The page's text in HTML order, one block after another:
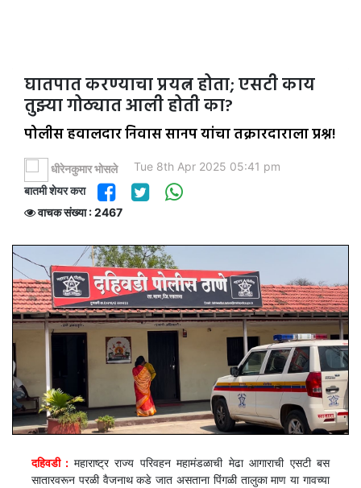
घातपात करण्याचा प्रयत्न होता; एसटी काय
तुझ्या गोठ्यात आली होती का?
पोलीस हवालदार निवास सानप यांचा तक्रारदाराला प्रश्न!
धीरेनकुमार भोसले
Tue 8th Apr 2025 05:41 pm
बातमी शेयर करा
वाचक संख्या : 2467
दहिवडी : महाराष्ट्र राज्य परिवहन महामंडळाची मेढा आगाराची एसटी बस
सातारवरून परळी वैजनाथ कडे जात असताना पिंगळी तालुका माण या गावच्या